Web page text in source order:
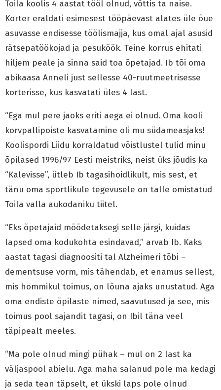
Toila koolis 4 aastat tööl olnud, võttis ta naise.
Korter eraldati esimesest tööpäevast alates üle õue
asuvasse endisesse töölismajja, kus omal ajal asusid
rätsepatöökojad ja pesuköök. Teine korrus ehitati
hiljem peale ja sinna said toa õpetajad. Ib tõi oma
abikaasa Anneli just sellesse 40-ruutmeetrisesse
korterisse, kus kasvatati üles 4 last.
“Ega mul pere jaoks eriti aega ei olnud. Oma kooli
korvpallipoiste kasvatamine oli mu südameasjaks!
Koolispordi Liidu korraldatud võistlustel tulid minu
õpilased 1996/97 Eesti meistriks, neist üks jõudis ka
“Kalevisse”, ütleb Ib tagasihoidlikult, mis sest, et
tänu oma sportlikule tegevusele on talle omistatud
Toila valla aukodaniku tiitel.
“Eks õpetajaid mõõdetaksegi selle järgi, kuidas
lapsed oma kodukohta esindavad,” arvab Ib. Kaks
aastat tagasi diagnoositi tal Alzheimeri tõbi –
dementsuse vorm, mis tähendab, et enamus sellest,
mis hommikul toimus, on lõuna ajaks unustatud. Aga
oma endiste õpilaste nimed, saavutused ja see, mis
toimus pool sajandit tagasi, on Ibil täna veel
täpipealt meeles.
“Ma pole olnud mingi pühak – mul on 2 last ka
väljaspool abielu. Aga maha salanud pole ma kedagi
ja seda tean täpselt, et ükski laps pole olnud